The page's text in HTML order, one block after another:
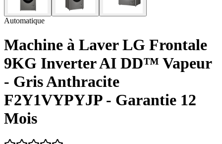
Automatique
Machine à Laver LG Frontale
9KG Inverter AI DD™ Vapeur
- Gris Anthracite
F2Y1VYPYJP - Garantie 12
Mois